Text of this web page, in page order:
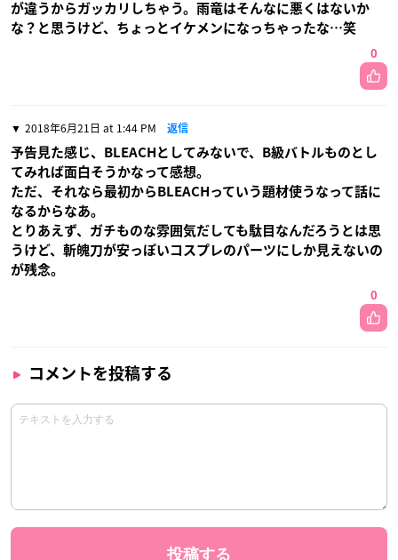
が違うからガッカリしちゃう。雨竜はそんなに悪くはないか
な？と思うけど、ちょっとイケメンになっちゃったな…笑
0
2018年6月21日 at 1:44 PM 返信
予告見た感じ、BLEACHとしてみないで、B級バトルものとし
てみれば面白そうかなって感想。
ただ、それなら最初からBLEACHっていう題材使うなって話に
なるからなあ。
とりあえず、ガチものな雰囲気だしても駄目なんだろうとは思
うけど、斬魄刀が安っぽいコスプレのパーツにしか見えないの
が残念。
0
コメントを投稿する